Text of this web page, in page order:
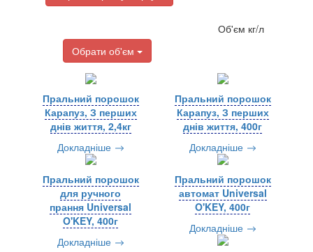
Об'єм кг/л
Обрати об'єм
Пральний порошок
Карапуз, З перших
днів життя, 2,4кг
Докладніше
Пральний порошок
Карапуз, З перших
днів життя, 400г
Докладніше
Пральний порошок
для ручного
прання Universal
O'KEY, 400г
Докладніше
Пральний порошок
автомат Universal
O'KEY, 400г
Докладніше